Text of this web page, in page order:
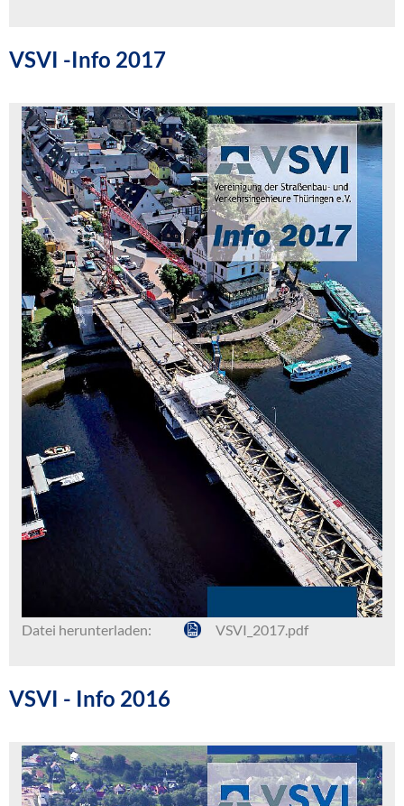
VSVI -Info 2017
Datei herunterladen: VSVI_2017.pdf
VSVI - Info 2016